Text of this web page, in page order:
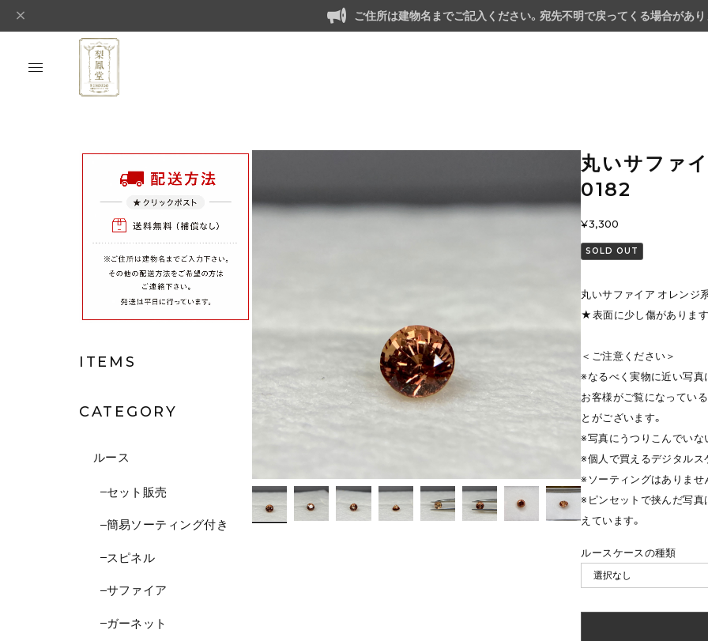
ご住所は建物名までご記入ください。宛先不明で戻ってくる場合があり
ITEMS
CATEGORY
ルース
セット販売
簡易ソーティング付き
スピネル
サファイア
ガーネット
丸いサファ
0182
¥3,300
SOLD OUT
丸いサファイア オレンジ
★表面に少し傷があります
＜ご注意ください＞
※なるべく実物に近い写真
お客様がご覧になってい
とがございます。
※写真にうつりこんでいな
※個人で買えるデジタルス
※ソーティングはありませ
※ピンセットで挟んだ写真
えています。
ルースケースの種類